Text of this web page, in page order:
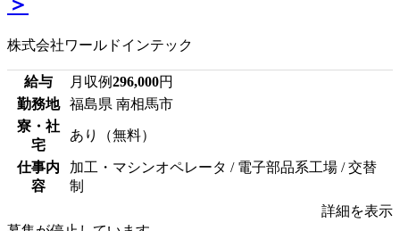
株式会社ワールドインテック
給与 月収例296,000円
勤務地
福島県 南相馬市
寮・社
宅
あり（無料）
仕事内
容
加工・マシンオペレータ / 電子部品系工場 / 交替
制
詳細を表示